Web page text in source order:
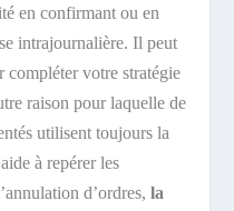
en confirmant ou en
intrajournalière. Il peut
compléter votre stratégie
raison pour laquelle de
utilisent toujours la
à repérer les
d’ordres, la